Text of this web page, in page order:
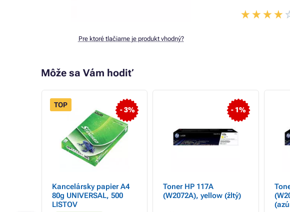
Pre ktoré tlačiarne je produkt vhodný?
Môže sa Vám hodiť
- 3%
TOP
Kancelársky papier A4
80g UNIVERSAL, 500
LISTOV
- 1%
Toner HP 117A
(W2072A), yellow (žltý)